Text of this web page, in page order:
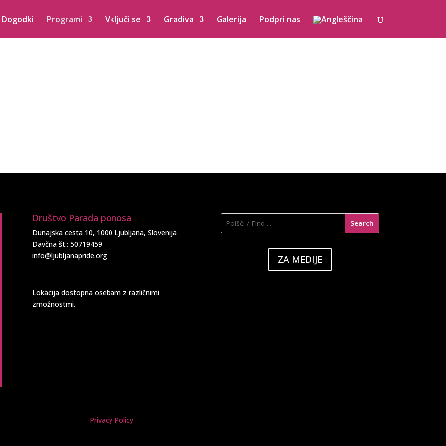
Dogodki Programi Vključi se Gradiva Galerija Podpri nas
Društvo Parada ponosa
Dunajska cesta 10, 1000 Ljubljana, Slovenija
Davčna št.: 50719459
info@ljubljanapride.org
Lokacija dostopna osebam z različnimi
zmožnostmi.
ZA MEDIJE
Privacy Policy